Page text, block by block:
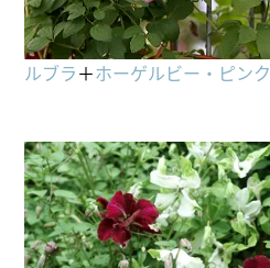
ルブラ＋ホーゲルビー・ピンク